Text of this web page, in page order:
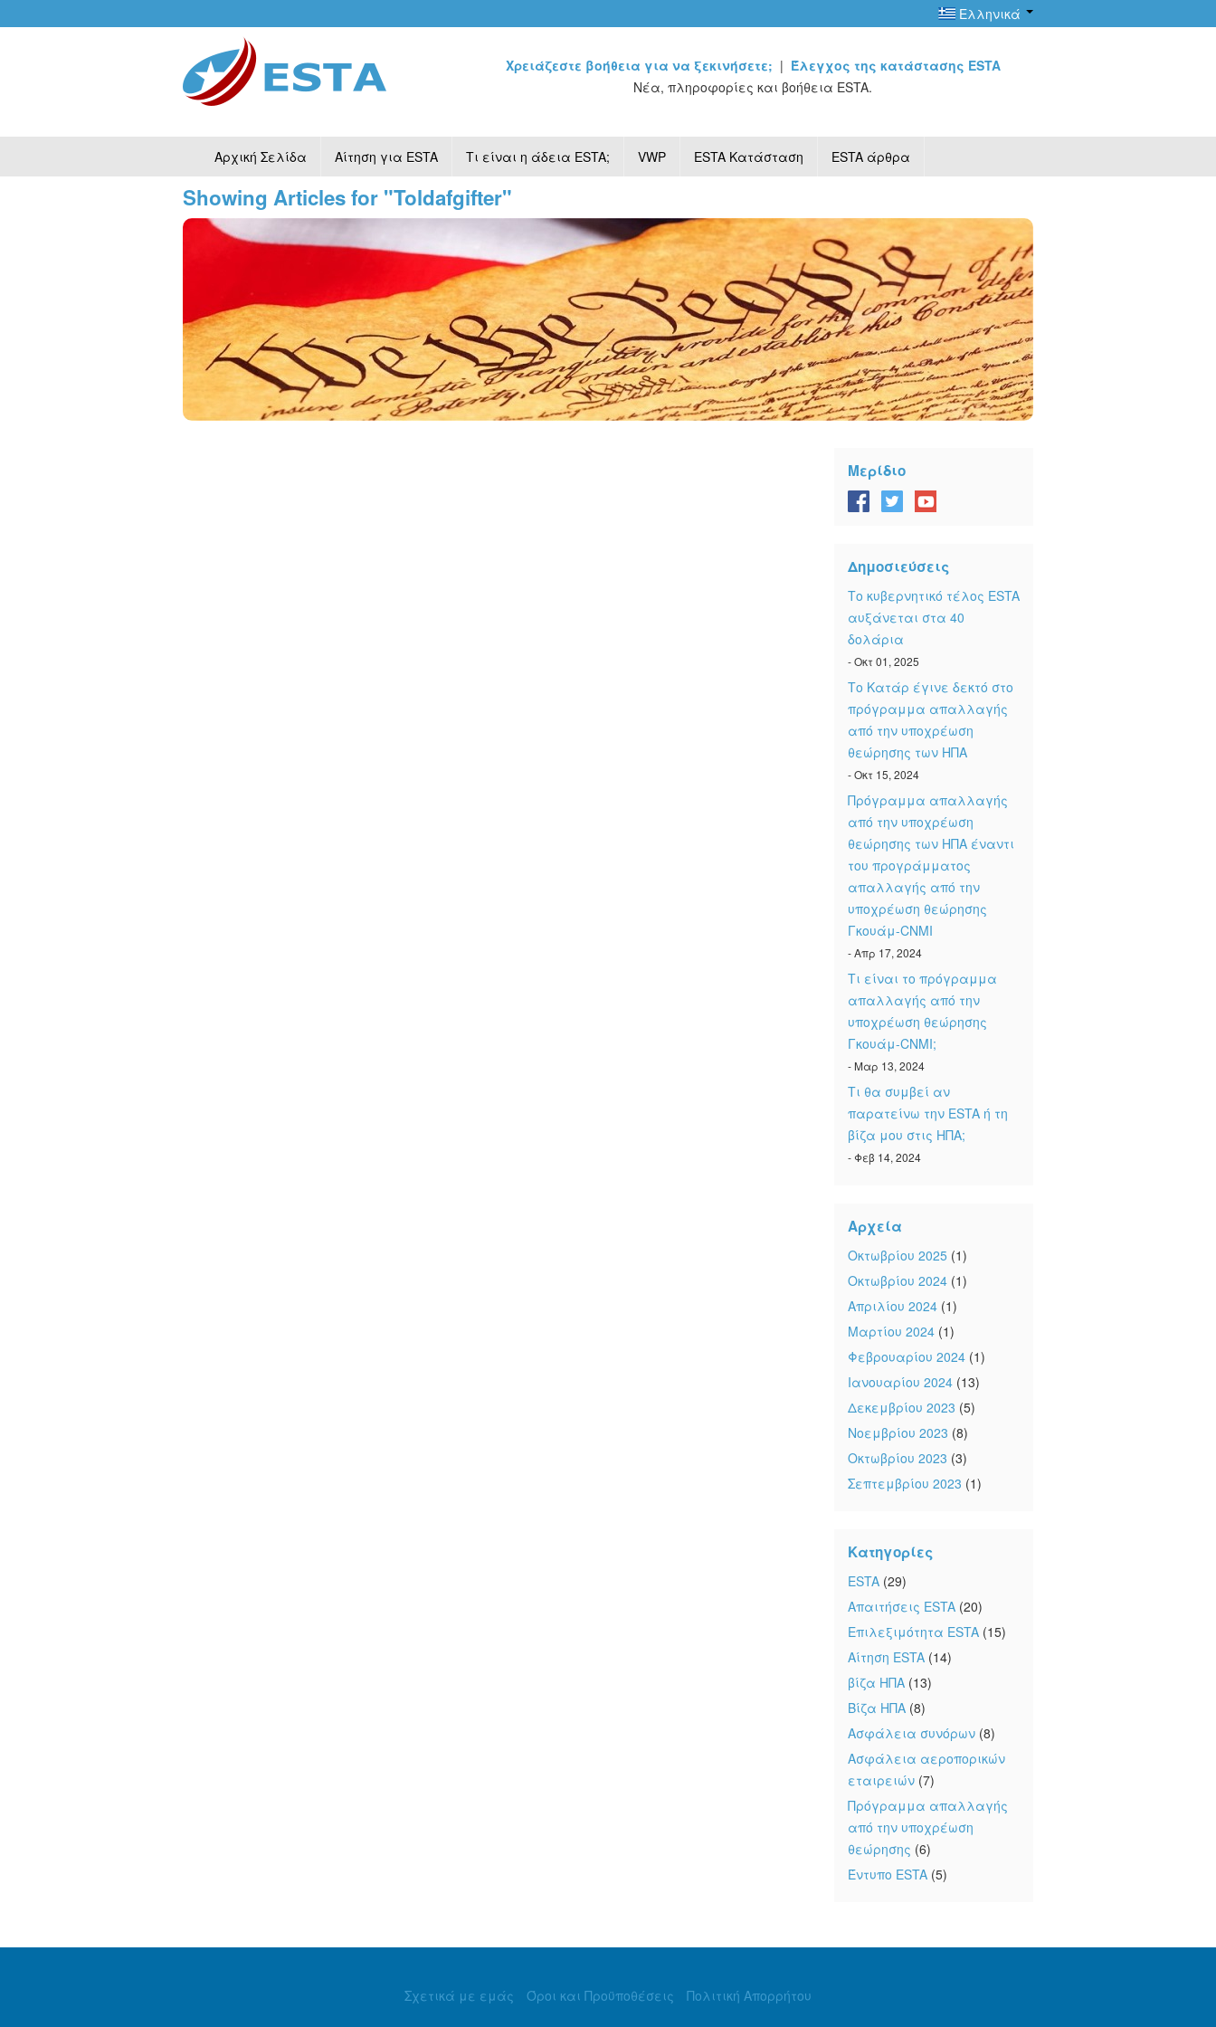
Ελληνικά
Χρειάζεστε βοήθεια για να ξεκινήσετε; | Έλεγχος της κατάστασης ESTA
Νέα, πληροφορίες και βοήθεια ESTA.
Αρχική Σελίδα Αίτηση για ESTA Τι είναι η άδεια ESTA; VWP ESTA Κατάσταση ESTA άρθρα
Showing Articles for "Toldafgifter"
Μερίδιο
Δημοσιεύσεις
Το κυβερνητικό τέλος ESTA
αυξάνεται στα 40
δολάρια
- Οκτ 01, 2025
Το Κατάρ έγινε δεκτό στο
πρόγραμμα απαλλαγής
από την υποχρέωση
θεώρησης των ΗΠΑ
- Οκτ 15, 2024
Πρόγραμμα απαλλαγής
από την υποχρέωση
θεώρησης των ΗΠΑ έναντι
του προγράμματος
απαλλαγής από την
υποχρέωση θεώρησης
Γκουάμ-CNMI
- Απρ 17, 2024
Τι είναι το πρόγραμμα
απαλλαγής από την
υποχρέωση θεώρησης
Γκουάμ-CNMI;
- Μαρ 13, 2024
Τι θα συμβεί αν
παρατείνω την ESTA ή τη
βίζα μου στις ΗΠΑ;
- Φεβ 14, 2024
Αρχεία
Οκτωβρίου 2025 (1)
Οκτωβρίου 2024 (1)
Απριλίου 2024 (1)
Μαρτίου 2024 (1)
Φεβρουαρίου 2024 (1)
Ιανουαρίου 2024 (13)
Δεκεμβρίου 2023 (5)
Νοεμβρίου 2023 (8)
Οκτωβρίου 2023 (3)
Σεπτεμβρίου 2023 (1)
Κατηγορίες
ESTA (29)
Απαιτήσεις ESTA (20)
Επιλεξιμότητα ESTA (15)
Αίτηση ESTA (14)
βίζα ΗΠΑ (13)
Βίζα ΗΠΑ (8)
Ασφάλεια συνόρων (8)
Ασφάλεια αεροπορικών
εταιρειών (7)
Πρόγραμμα απαλλαγής
από την υποχρέωση
θεώρησης (6)
Έντυπο ESTA (5)
Σχετικά με εμάς Όροι και Προϋποθέσεις Πολιτική Απορρήτου